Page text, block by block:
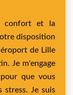
confort et la
disposition
de Lille
Je m'engage
que vous
stress. Je suis